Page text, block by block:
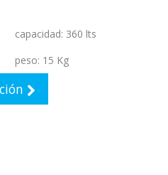
capacidad: 360 lts
peso: 15 Kg